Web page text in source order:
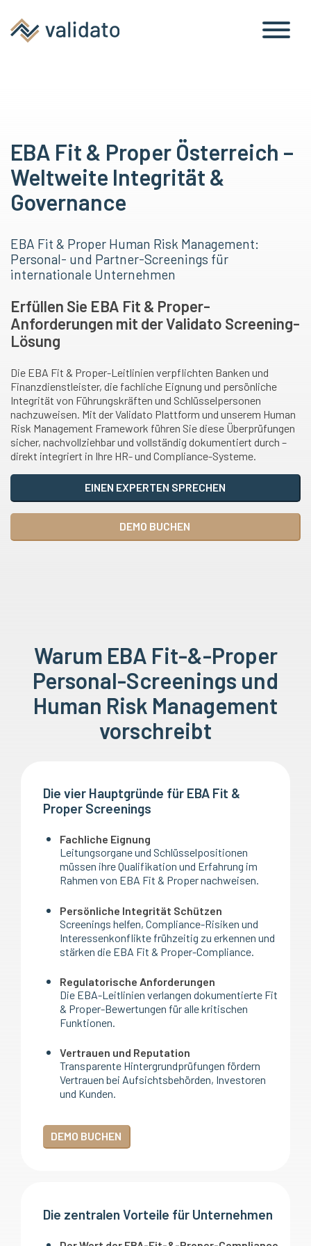
EBA Fit & Proper Österreich –
Weltweite Integrität &
Governance
EBA Fit & Proper Human Risk Management:
Personal- und Partner-Screenings für
internationale Unternehmen
Erfüllen Sie EBA Fit & Proper-
Anforderungen mit der Validato Screening-
Lösung
Die EBA Fit & Proper-Leitlinien verpflichten Banken und
Finanzdienstleister, die fachliche Eignung und persönliche
Integrität von Führungskräften und Schlüsselpersonen
nachzuweisen. Mit der Validato Plattform und unserem Human
Risk Management Framework führen Sie diese Überprüfungen
sicher, nachvollziehbar und vollständig dokumentiert durch –
direkt integriert in Ihre HR- und Compliance-Systeme.
EINEN EXPERTEN SPRECHEN
DEMO BUCHEN
Warum EBA Fit-&-Proper
Personal-Screenings und
Human Risk Management
vorschreibt
Die vier Hauptgründe für EBA Fit &
Proper Screenings
Fachliche Eignung
Leitungsorgane und Schlüsselpositionen
müssen ihre Qualifikation und Erfahrung im
Rahmen von EBA Fit & Proper nachweisen.
Persönliche Integrität Schützen
Screenings helfen, Compliance-Risiken und
Interessenkonflikte frühzeitig zu erkennen und
stärken die EBA Fit & Proper-Compliance.
Regulatorische Anforderungen
Die EBA-Leitlinien verlangen dokumentierte Fit
& Proper-Bewertungen für alle kritischen
Funktionen.
Vertrauen und Reputation
Transparente Hintergrundprüfungen fördern
Vertrauen bei Aufsichtsbehörden, Investoren
und Kunden.
DEMO BUCHEN
Die zentralen Vorteile für Unternehmen